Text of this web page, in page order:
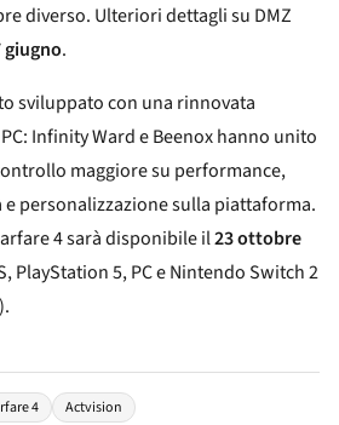
diverso. Ulteriori dettagli su DMZ
giugno.
sviluppato con una rinnovata
Infinity Ward e Beenox hanno unito
maggiore su performance,
personalizzazione sulla piattaforma.
4 sarà disponibile il23 ottobre
PlayStation 5, PC e Nintendo Switch 2
).
4 Actvision